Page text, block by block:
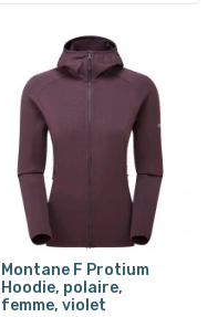
Montane F Protium
Hoodie, polaire,
femme, violet